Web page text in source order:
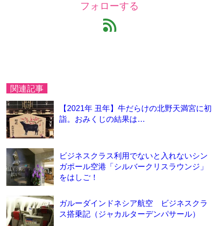
フォローする
feed
関連記事
【2021年 丑年】牛だらけの北野天満宮に初
詣。おみくじの結果は…
ビジネスクラス利用でないと入れないシン
ガポール空港「シルバークリスラウンジ」
をはしご！
ガルーダインドネシア航空 ビジネスクラ
ス搭乗記（ジャカルターデンパサール）